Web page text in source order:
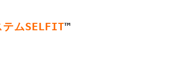
テムSELFIT™️